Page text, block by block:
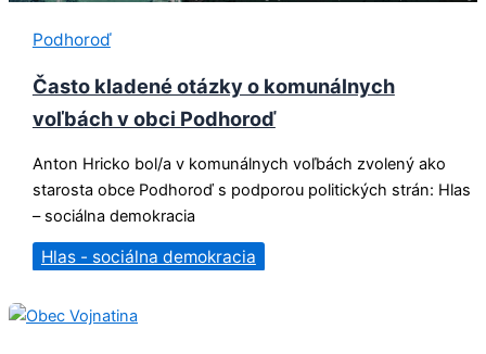
Podhoroď
Často kladené otázky o komunálnych
voľbách v obci Podhoroď
Anton Hricko bol/a v komunálnych voľbách zvolený ako
starosta obce Podhoroď s podporou politických strán: Hlas
– sociálna demokracia
Hlas - sociálna demokracia